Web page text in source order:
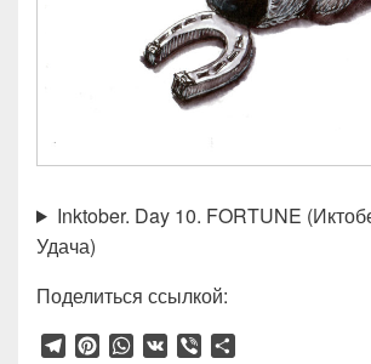
Inktober. Day 10. FORTUNE
Удача)
Поделиться ссылкой:
T
P
W
V
V